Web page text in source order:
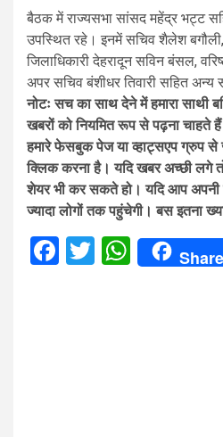
बैठक में राज्यसभा सांसद महेंद्र भट्ट
उपस्थित रहे। इनमें सचिव शैलेश
जिलाधिकारी देहरादून सविन बंसल,
अपर सचिव बंशीधर तिवारी सहित अन्य
नोटः सच का साथ देने में हमारा साथी
खबरों को नियमित रूप से पढ़ना चाहते
हमारे फेसबुक पेज या व्हाट्सएप
क्लिक करना है। यदि खबर अच्छी लगे
शेयर भी कर सकते हो। यदि आप अपनी
ज्यादा लोगों तक पहुंचेगी। बस इतना
Facebook
TwitterShare